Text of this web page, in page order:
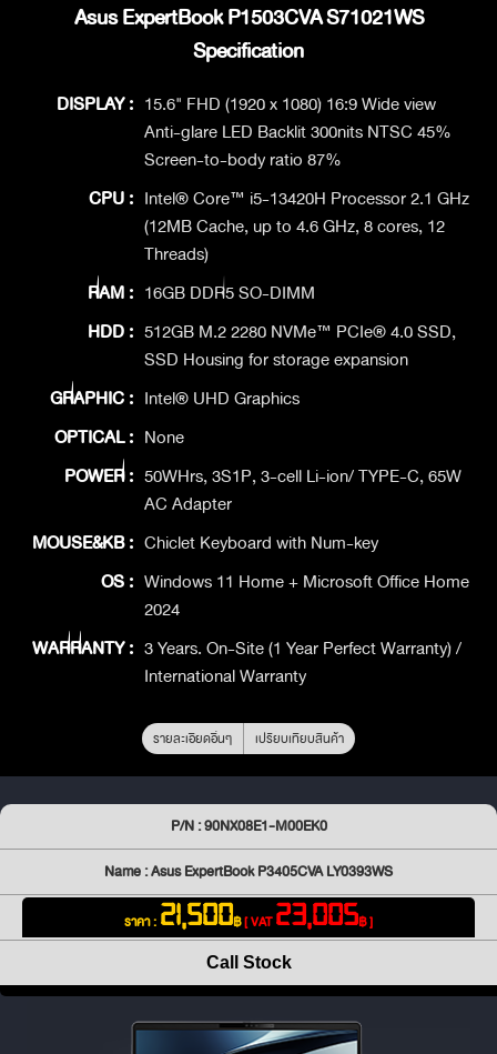
Asus ExpertBook P1503CVA S71021WS
Specification
DISPLAY : 15.6" FHD (1920 x 1080) 16:9 Wide view
Anti-glare LED Backlit 300nits NTSC 45%
Screen-to-body ratio 87%
CPU : Intel® Core™ i5-13420H Processor 2.1 GHz
(12MB Cache, up to 4.6 GHz, 8 cores, 12
Threads)
RAM : 16GB DDR5 SO-DIMM
HDD : 512GB M.2 2280 NVMe™ PCIe® 4.0 SSD,
SSD Housing for storage expansion
GRAPHIC : Intel® UHD Graphics
OPTICAL : None
POWER : 50WHrs, 3S1P, 3-cell Li-ion/ TYPE-C, 65W
AC Adapter
MOUSE&KB : Chiclet Keyboard with Num-key
OS : Windows 11 Home + Microsoft Office Home
2024
WARRANTY : 3 Years. On-Site (1 Year Perfect Warranty) /
International Warranty
รายละเอียดอื่นๆ เปรียบเทียบสินค้า
P/N : 90NX08E1-M00EK0
Name : Asus ExpertBook P3405CVA LY0393WS
ราคา : 21,500฿[ VAT23,005฿ ]
Call Stock